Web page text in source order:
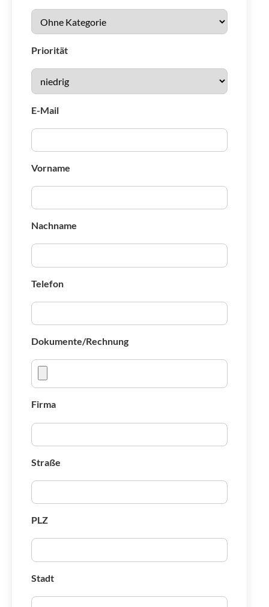
Priorität
E-Mail
Vorname
Nachname
Telefon
Dokumente/Rechnung
Firma
Straße
PLZ
Stadt